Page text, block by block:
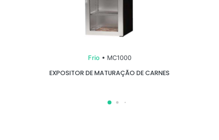
Frio • MC1000
EXPOSITOR DE MATURAÇÃO DE CARNES